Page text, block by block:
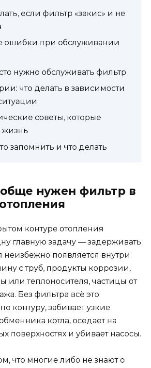
если фильтр «закис» и не
ошибки при обслуживании
нужно обслуживать фильтр
что делать в зависимости
советы, которые
запомнить и что делать
нужен фильтр в
контуре отопления
главную задачу — задерживать
неизбежно появляется внутри
с труб, продукты коррозии,
или теплоносителя, частицы от
Без фильтра всё это
контуру, забивает узкие
котла, оседает на
поверхностях и убивает насосы.
что многие либо не знают о